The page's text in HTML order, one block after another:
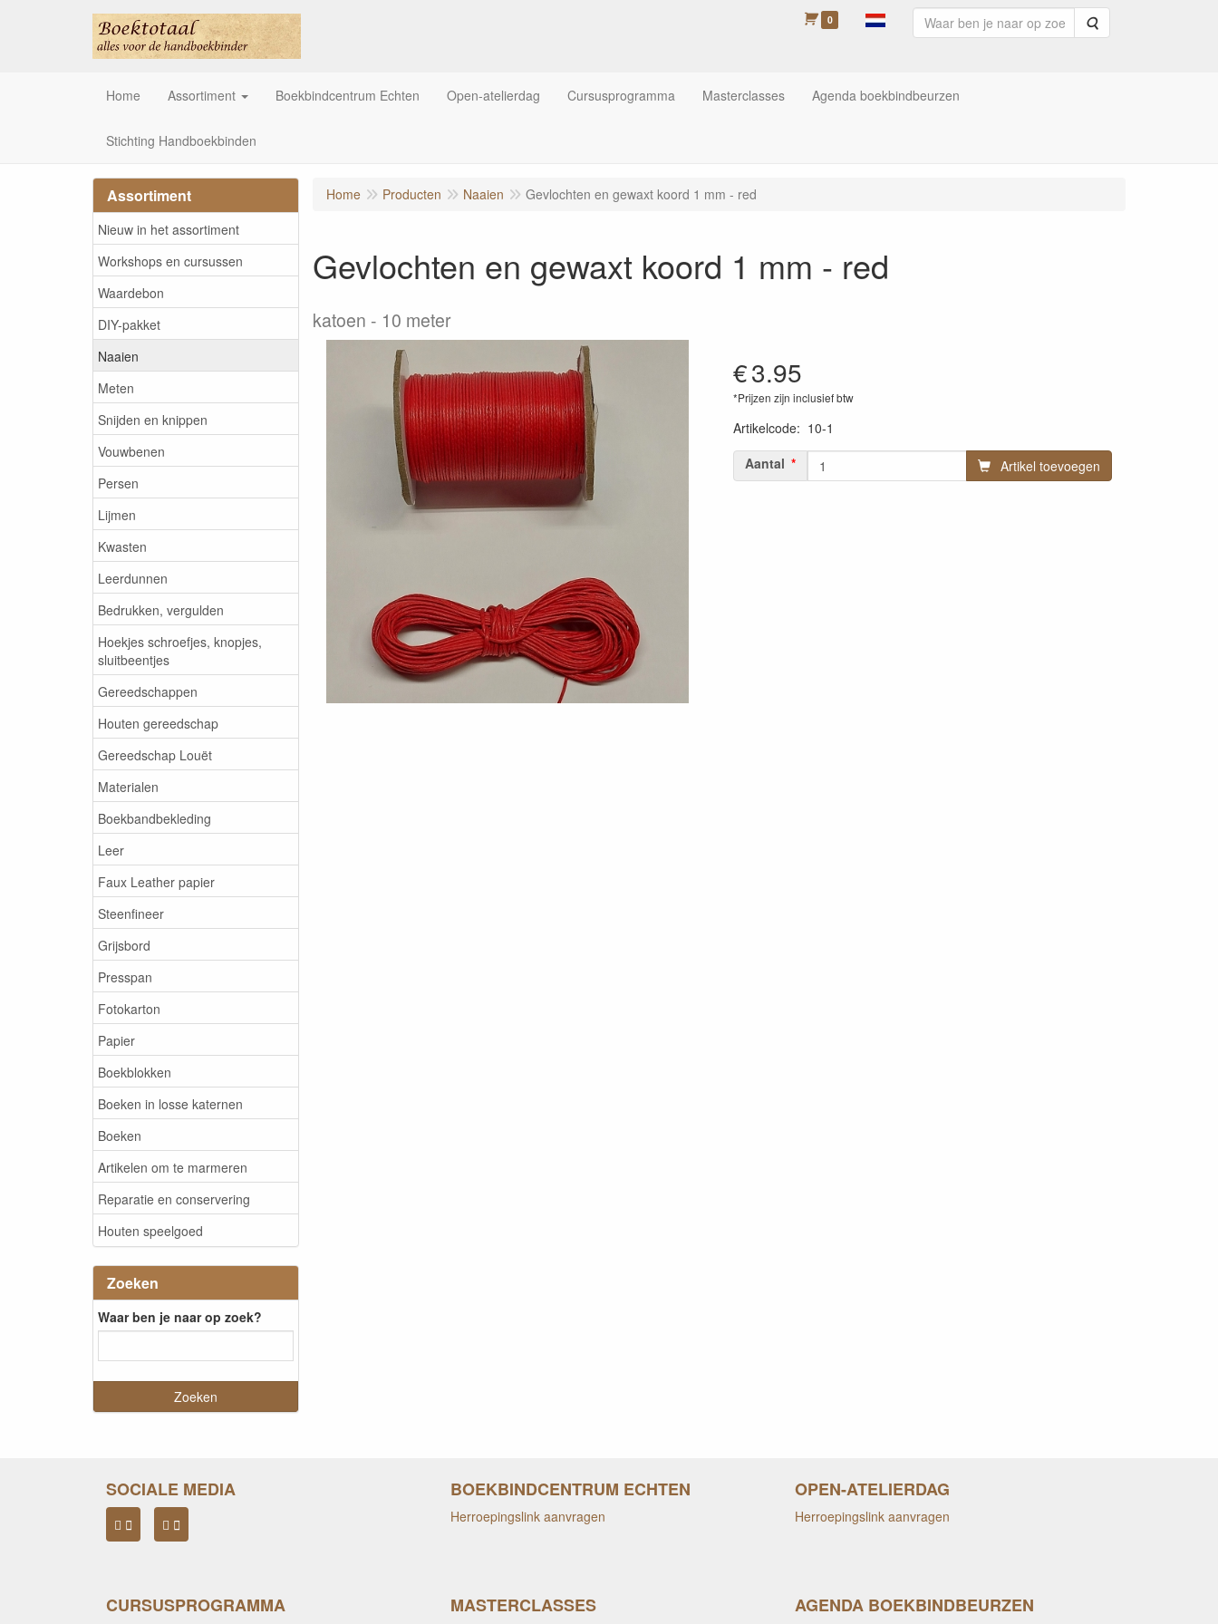
0 Zoeken
Home Assortiment Boekbindcentrum Echten Open-atelierdag Cursusprogramma Masterclasses Agenda boekbindbeurzen
Stichting Handboekbinden
Assortiment
Nieuw in het assortiment
Workshops en cursussen
Waardebon
DIY-pakket
Naaien
Meten
Snijden en knippen
Vouwbenen
Persen
Lijmen
Kwasten
Leerdunnen
Bedrukken, vergulden
Hoekjes schroefjes, knopjes,
sluitbeentjes
Gereedschappen
Houten gereedschap
Gereedschap Louët
Materialen
Boekbandbekleding
Leer
Faux Leather papier
Steenfineer
Grijsbord
Presspan
Fotokarton
Papier
Boekblokken
Boeken in losse katernen
Boeken
Artikelen om te marmeren
Reparatie en conservering
Houten speelgoed
Zoeken
Waar ben je naar op zoek?
Home Producten Naaien Gevlochten en gewaxt koord 1 mm - red
Gevlochten en gewaxt koord 1 mm - red
katoen - 10 meter
€3.95
*Prijzen zijn inclusief btw
Artikelcode: 10-1
Aantal
Artikel toevoegen
SOCIALE MEDIA BOEKBINDCENTRUM ECHTEN
Herroepingslink aanvragen
OPEN-ATELIERDAG
Herroepingslink aanvragen
CURSUSPROGRAMMA MASTERCLASSES AGENDA BOEKBINDBEURZEN